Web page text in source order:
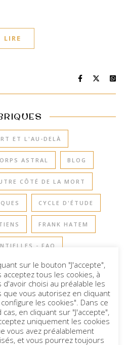
LIRE
ET L'AU-DELÀ
ASTRAL BLOG
CÔTÉ DE LA MORT
CYCLE D'ÉTUDE
FRANK HATEM
- FAQ
À LA TERRE
DE L'ÂME
sur le bouton "J'accepte",
acceptez tous les cookies, à
d'avoir choisi au préalable les
que vous autorisez en cliquant
configure les cookies". Dans ce
cas, en cliquant sur "J'accepte",
uniquement les cookies
vous avez préalablement
et vous pourrez toujours